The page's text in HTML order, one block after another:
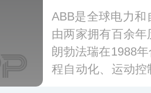
ABB是全球电力
由两家拥有百余
朗勃法瑞在1988
程自动化、运动